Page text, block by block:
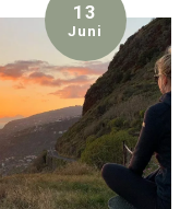
13
Juni